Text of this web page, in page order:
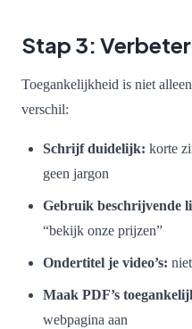
Stap 3:
Toegankelijkheid is niet
verschil:
Schrijf duidelijk: korte
geen jargon
Gebruik beschrijvende
“bekijk onze prijzen”
Ondertitel je video’s:
Maak PDF’s
webpagina aan